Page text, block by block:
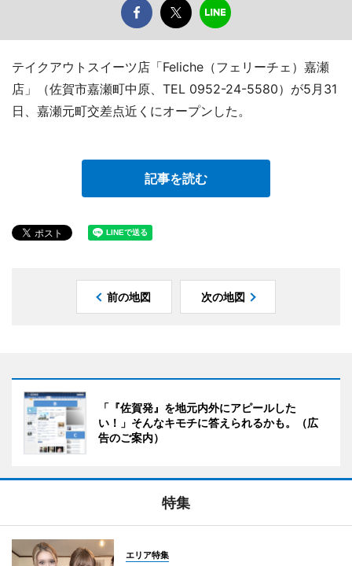
テイクアウトスイーツ店「Feliche（フェリーチェ）嘉瀬
店」（佐賀市嘉瀬町中原、TEL 0952-24-5580）が5月31
日、嘉瀬元町交差点近くにオープンした。
記事を読む
前の地図 次の地図
「『佐賀発』を地元内外にアピールした
い！」そんなキモチに答えられるかも。（広
告のご案内）
特集
エリア特集